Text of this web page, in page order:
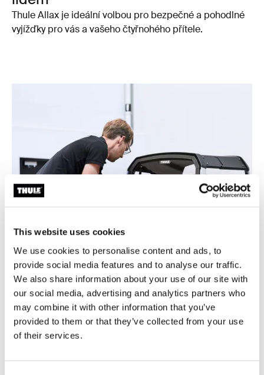
This website uses cookies
We use cookies to personalise content and ads, to
provide social media features and to analyse our traffic.
We also share information about your use of our site with
our social media, advertising and analytics partners who
may combine it with other information that you’ve
provided to them or that they’ve collected from your use
of their services.
Thule Allax je ideální volbou pro bezpečné a pohodlné
vyjížďky pro vás a vašeho čtyřnohého přítele.